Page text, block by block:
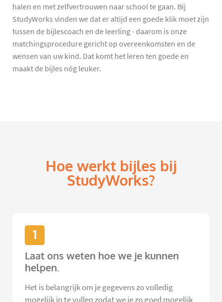
halen en met zelfvertrouwen naar school te gaan. Bij
StudyWorks vinden we dat er altijd een goede klik moet zijn
tussen de bijlescoach en de leerling - daarom is onze
matchingsprocedure gericht op overeenkomsten en de
wensen van uw kind. Dat komt het leren ten goede en
maakt de bijles nóg leuker.
Hoe werkt bijles bij
StudyWorks?
1
Laat ons weten hoe we je kunnen
helpen.
Het is belangrijk om je gegevens zo volledig
mogelijk in te vullen zodat we je zo goed mogelijk